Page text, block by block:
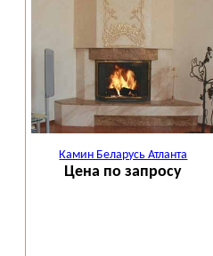
Камин Беларусь Атланта
Цена по запросу